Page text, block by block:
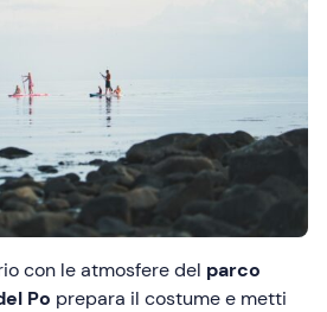
con le atmosfere del parco
Po prepara il costume e metti